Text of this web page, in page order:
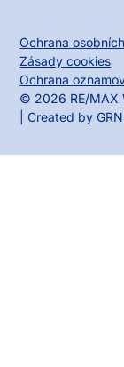
© 2026 RE/MAX
| Created by
Ochrana
Zásady cookies
Ochrana